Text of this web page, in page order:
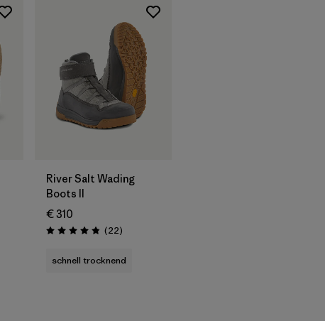
River Salt Wading
Boots II
€ 310
Bewertung: 4.9 / 5
(22Rezensionen
)
schnell trocknend